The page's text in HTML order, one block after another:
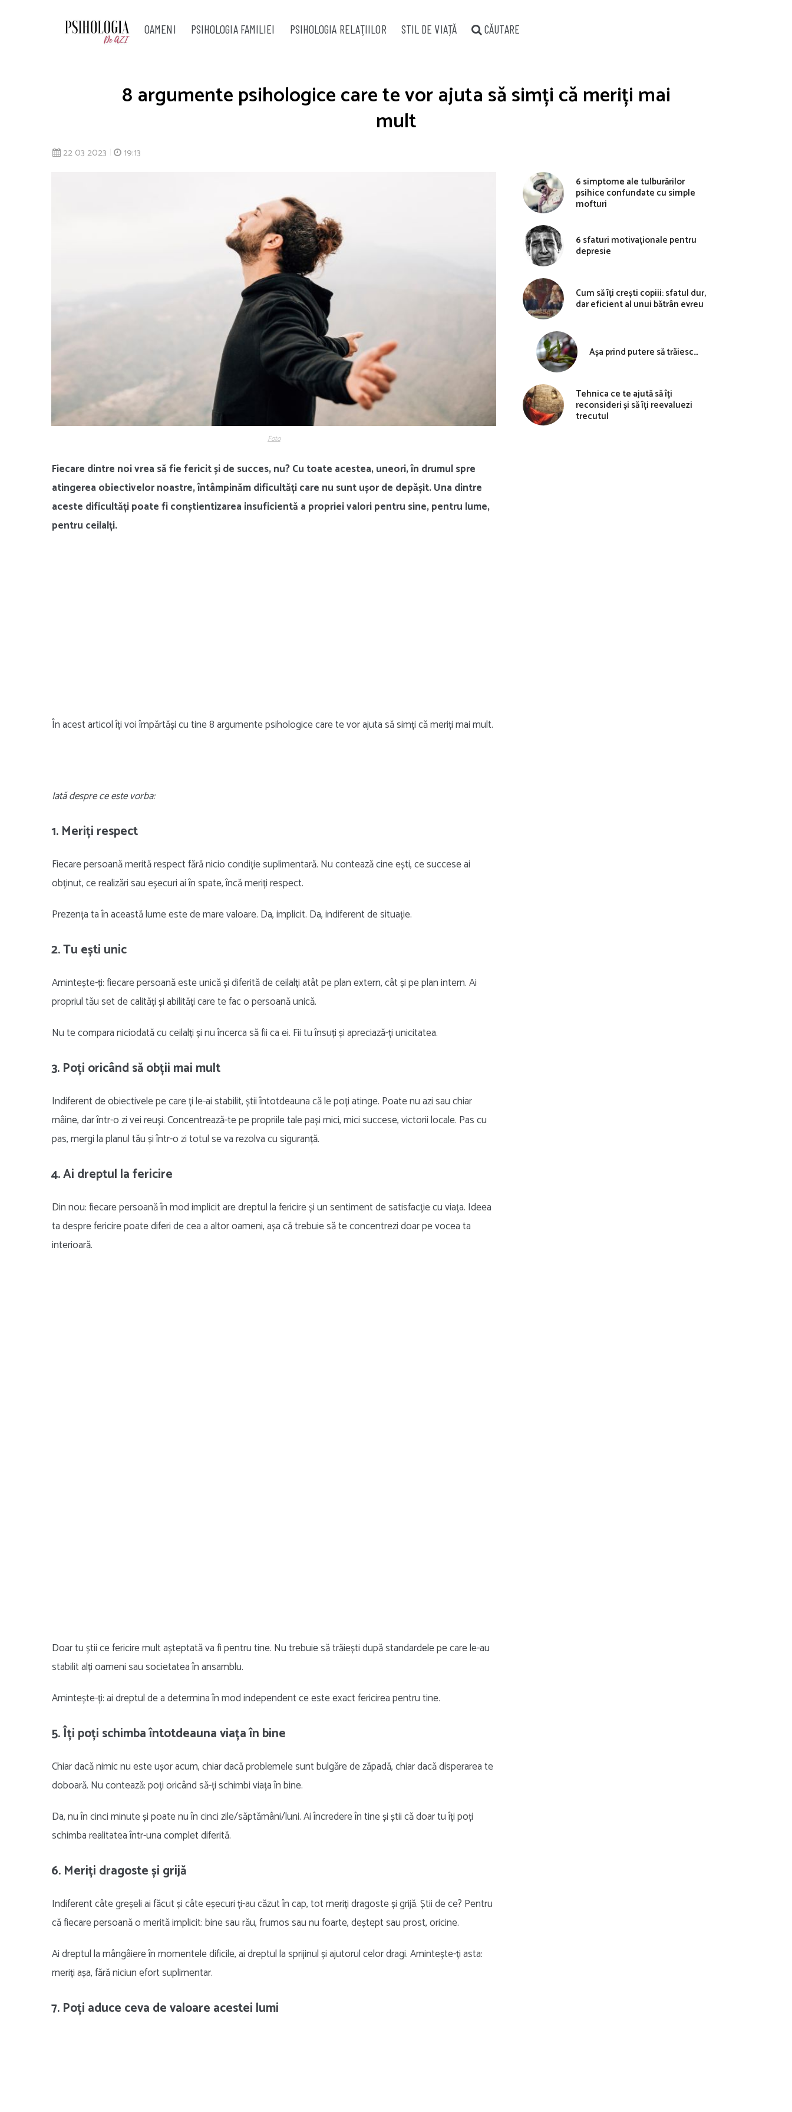
OAMENI PSIHOLOGIA FAMILIEI PSIHOLOGIA RELAŢIILOR STIL DE VIAȚĂ CĂUTARE
8 argumente psihologice care te vor ajuta să simți că meriți mai
mult
22 03 2023 19:13
Foto
Fiecare dintre noi vrea să fie fericit și de succes, nu? Cu toate acestea, uneori, în drumul spre
atingerea obiectivelor noastre, întâmpinăm dificultăți care nu sunt ușor de depășit. Una dintre
aceste dificultăți poate fi conștientizarea insuficientă a propriei valori pentru sine, pentru lume,
pentru ceilalți.
În acest articol îți voi împărtăși cu tine 8 argumente psihologice care te vor ajuta să simți că meriți mai mult.
Iată despre ce este vorba:
1. Meriți respect
Fiecare persoană merită respect fără nicio condiție suplimentară. Nu contează cine ești, ce succese ai
obținut, ce realizări sau eșecuri ai în spate, încă meriți respect.
Prezența ta în această lume este de mare valoare. Da, implicit. Da, indiferent de situație.
2. Tu ești unic
Amintește-ți: fiecare persoană este unică și diferită de ceilalți atât pe plan extern, cât și pe plan intern. Ai
propriul tău set de calități și abilități care te fac o persoană unică.
Nu te compara niciodată cu ceilalți și nu încerca să fii ca ei. Fii tu însuți și apreciază-ți unicitatea.
3. Poți oricând să obții mai mult
Indiferent de obiectivele pe care ți le-ai stabilit, știi întotdeauna că le poți atinge. Poate nu azi sau chiar
mâine, dar într-o zi vei reuși. Concentrează-te pe propriile tale pași mici, mici succese, victorii locale. Pas cu
pas, mergi la planul tău și într-o zi totul se va rezolva cu siguranță.
4. Ai dreptul la fericire
Din nou: fiecare persoană în mod implicit are dreptul la fericire și un sentiment de satisfacție cu viața. Ideea
ta despre fericire poate diferi de cea a altor oameni, așa că trebuie să te concentrezi doar pe vocea ta
interioară.
Doar tu știi ce fericire mult așteptată va fi pentru tine. Nu trebuie să trăiești după standardele pe care le-au
stabilit alți oameni sau societatea în ansamblu.
Amintește-ți: ai dreptul de a determina în mod independent ce este exact fericirea pentru tine.
5. Îți poți schimba întotdeauna viața în bine
Chiar dacă nimic nu este ușor acum, chiar dacă problemele sunt bulgăre de zăpadă, chiar dacă disperarea te
doboară. Nu contează: poți oricând să-ți schimbi viața în bine.
Da, nu în cinci minute și poate nu în cinci zile/săptămâni/luni. Ai încredere în tine și știi că doar tu îți poți
schimba realitatea într-una complet diferită.
6. Meriți dragoste și grijă
Indiferent câte greșeli ai făcut și câte eșecuri ți-au căzut în cap, tot meriți dragoste și grijă. Știi de ce? Pentru
că fiecare persoană o merită implicit: bine sau rău, frumos sau nu foarte, deștept sau prost, oricine.
Ai dreptul la mângâiere în momentele dificile, ai dreptul la sprijinul și ajutorul celor dragi. Amintește-ți asta:
meriți așa, fără niciun efort suplimentar.
7. Poți aduce ceva de valoare acestei lumi
6 simptome ale tulburărilor
psihice confundate cu simple
mofturi
6 sfaturi motivaționale pentru
depresie
Cum să îți crești copiii: sfatul dur,
dar eficient al unui bătrân evreu
Așa prind putere să trăiesc…
Tehnica ce te ajută să îți
reconsideri și să îți reevaluezi
trecutul